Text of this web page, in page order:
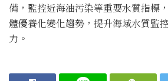
備，監控近海油污染等重要水質指標
體優養化變化趨勢，提升海域水質監
力。